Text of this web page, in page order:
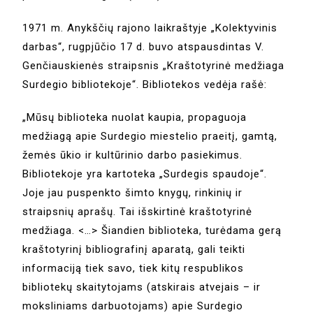
1971 m. Anykščių rajono laikraštyje „Kolektyvinis
darbas“, rugpjūčio 17 d. buvo atspausdintas V.
Genčiauskienės straipsnis „Kraštotyrinė medžiaga
Surdegio bibliotekoje“. Bibliotekos vedėja rašė:
„Mūsų biblioteka nuolat kaupia, propaguoja
medžiagą apie Surdegio miestelio praeitį, gamtą,
žemės ūkio ir kultūrinio darbo pasiekimus.
Bibliotekoje yra kartoteka „Surdegis spaudoje“.
Joje jau puspenkto šimto knygų, rinkinių ir
straipsnių aprašų. Tai išskirtinė kraštotyrinė
medžiaga. <…> Šiandien biblioteka, turėdama gerą
kraštotyrinį bibliografinį aparatą, gali teikti
informaciją tiek savo, tiek kitų respublikos
bibliotekų skaitytojams (atskirais atvejais – ir
moksliniams darbuotojams) apie Surdegio